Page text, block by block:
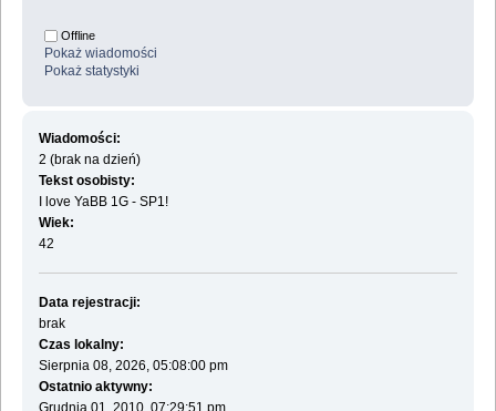
Offline
Pokaż wiadomości
Pokaż statystyki
Wiadomości:
2 (brak na dzień)
Tekst osobisty:
I love YaBB 1G - SP1!
Wiek:
42
Data rejestracji:
brak
Czas lokalny:
Sierpnia 08, 2026, 05:08:00 pm
Ostatnio aktywny:
Grudnia 01, 2010, 07:29:51 pm